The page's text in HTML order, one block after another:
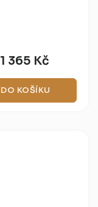
1 365 Kč
DO KOŠÍKU